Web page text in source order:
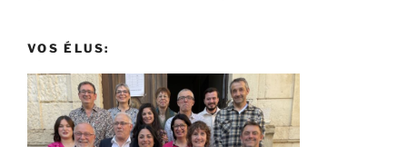
VOS ÉLUS: